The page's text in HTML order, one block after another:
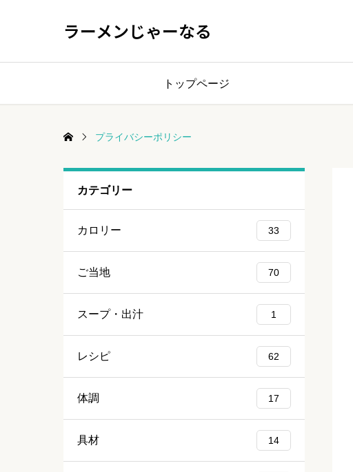
ラーメンじゃーなる
トップページ
プライバシーポリシー
カテゴリー
カロリー 33
ご当地 70
スープ・出汁 1
レシピ 62
体調 17
具材 14